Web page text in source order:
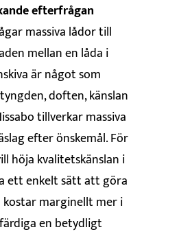
efterfrågan
massiva lådor till
mellan en låda i
är något som
doften, känslan
tillverkar massiva
efter önskemål. För
höja kvalitetskänslan i
ett enkelt sätt att göra
kostar marginellt mer i
en betydligt